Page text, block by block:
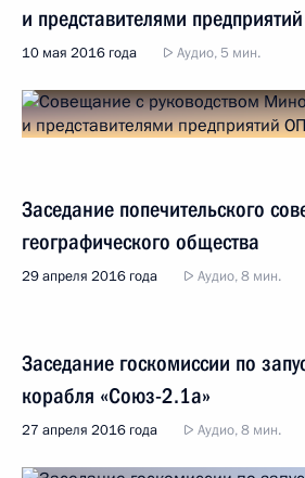
и представителями
10 мая 2016 года Аудио, 5 мин.
Заседание попечительского
географического общества
29 апреля 2016 года Аудио, 8 мин.
Заседание госкомиссии по
корабля «Союз-2.1а»
27 апреля 2016 года Аудио, 8 мин.